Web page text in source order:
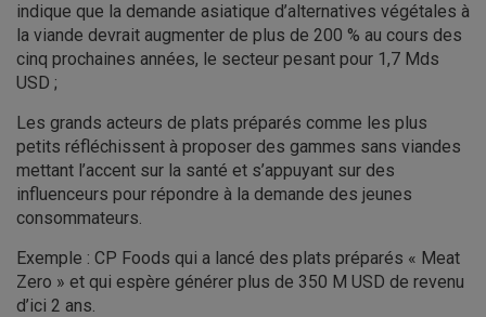
indique que la demande asiatique d’alternatives végétales à
la viande devrait augmenter de plus de 200 % au cours des
cinq prochaines années, le secteur pesant pour 1,7 Mds
USD ;
Les grands acteurs de plats préparés comme les plus
petits réfléchissent à proposer des gammes sans viandes
mettant l’accent sur la santé et s’appuyant sur des
influenceurs pour répondre à la demande des jeunes
consommateurs.
Exemple : CP Foods qui a lancé des plats préparés « Meat
Zero » et qui espère générer plus de 350 M USD de revenu
d’ici 2 ans.